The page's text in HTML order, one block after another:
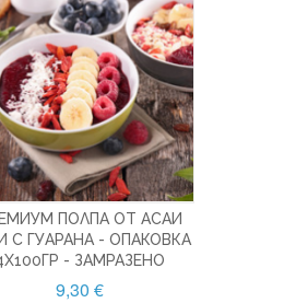
ПОЛПА ОТ АСАИ
С ГУАРАНА - ОПАКОВКА
- ЗАМРАЗЕНО
9,30 €